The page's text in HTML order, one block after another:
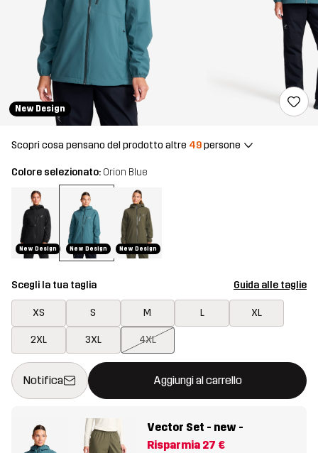
New Design
Scopri cosa pensano del prodotto altre 49persone
Colore selezionato: Orion Blue
New Design New Design New Design
Scegli la tua taglia Guida alle taglie
XS S M L XL
2XL 3XL 4XL
Notifica Aggiungi al carrello
Questo tasto aprirà una finestra modale per confermare un
{{size}} non disponibile
Vector Set - new -
Risparmia 27 €